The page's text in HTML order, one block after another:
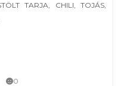
TARJA, CHILI, TOJÁS,
0